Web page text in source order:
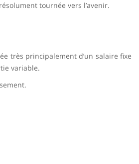
tournée vers l’avenir.
très principalement d’un salaire fixe
variable.